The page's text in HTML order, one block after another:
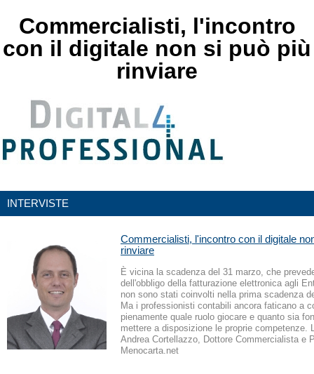
Commercialisti, l'incontro
con il digitale non si può più
rinviare
INTERVISTE
Commercialisti, l'incontro con il digitale
rinviare
È vicina la scadenza del 31 marzo, che
dell'obbligo della fatturazione elettronica agli
non sono stati coinvolti nella prima scadenza
Ma i professionisti contabili ancora faticano a
pienamente quale ruolo giocare e quanto sia
mettere a disposizione le proprie competenze.
Andrea Cortellazzo, Dottore Commercialista e
Menocarta.net